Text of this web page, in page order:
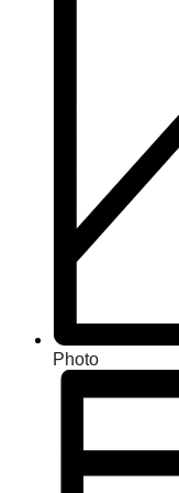
Photo